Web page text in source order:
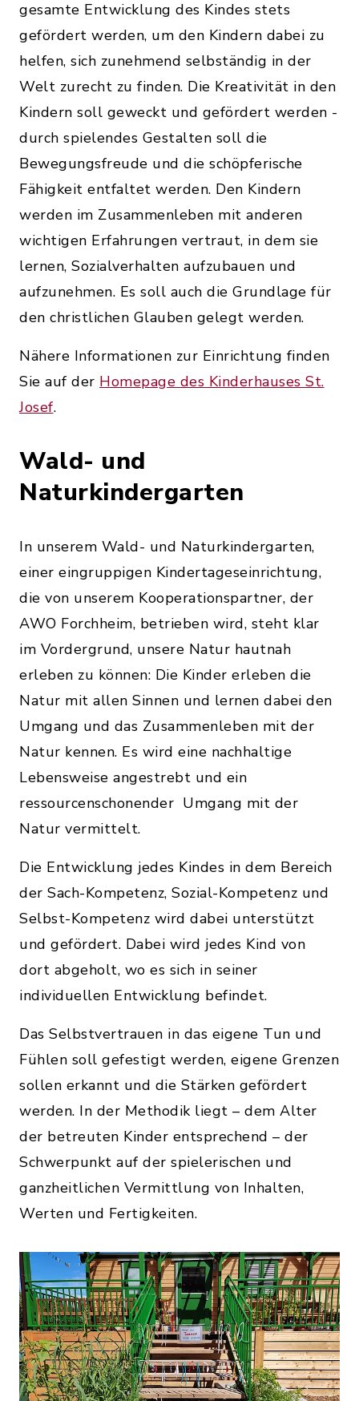
gesamte Entwicklung des Kindes stets
gefördert werden, um den Kindern dabei zu
helfen, sich zunehmend selbständig in der
Welt zurecht zu finden. Die Kreativität in den
Kindern soll geweckt und gefördert werden -
durch spielendes Gestalten soll die
Bewegungsfreude und die schöpferische
Fähigkeit entfaltet werden. Den Kindern
werden im Zusammenleben mit anderen
wichtigen Erfahrungen vertraut, in dem sie
lernen, Sozialverhalten aufzubauen und
aufzunehmen. Es soll auch die Grundlage für
den christlichen Glauben gelegt werden.
Nähere Informationen zur Einrichtung finden
Sie auf der Homepage des Kinderhauses St.
Josef.
Wald- und
Naturkindergarten
In unserem Wald- und Naturkindergarten,
einer eingruppigen Kindertageseinrichtung,
die von unserem Kooperationspartner, der
AWO Forchheim, betrieben wird, steht klar
im Vordergrund, unsere Natur hautnah
erleben zu können: Die Kinder erleben die
Natur mit allen Sinnen und lernen dabei den
Umgang und das Zusammenleben mit der
Natur kennen. Es wird eine nachhaltige
Lebensweise angestrebt und ein
ressourcenschonender Umgang mit der
Natur vermittelt.
Die Entwicklung jedes Kindes in dem Bereich
der Sach-Kompetenz, Sozial-Kompetenz und
Selbst-Kompetenz wird dabei unterstützt
und gefördert. Dabei wird jedes Kind von
dort abgeholt, wo es sich in seiner
individuellen Entwicklung befindet.
Das Selbstvertrauen in das eigene Tun und
Fühlen soll gefestigt werden, eigene Grenzen
sollen erkannt und die Stärken gefördert
werden. In der Methodik liegt – dem Alter
der betreuten Kinder entsprechend – der
Schwerpunkt auf der spielerischen und
ganzheitlichen Vermittlung von Inhalten,
Werten und Fertigkeiten.